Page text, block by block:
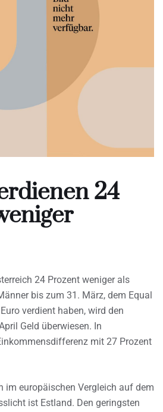
24
24 Prozent weniger als
bis zum 31. März, dem Equal
verdient haben, wird den
Geld überwiesen. In
mit 27 Prozent
im europäischen Vergleich auf dem
ist Estland. Den geringsten